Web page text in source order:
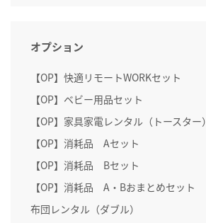
オプション
【OP】快適リモートWORKセット
【OP】ベビー用品セット
【OP】家具家電レンタル（トースター）
【OP】消耗品 Aセット
【OP】消耗品 Bセット
【OP】消耗品 A・Bおまとめセット
布団レンタル（ダブル）